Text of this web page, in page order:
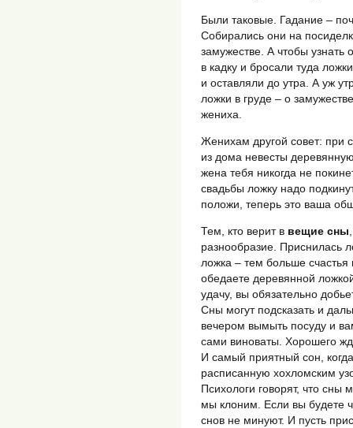
Были таковые. Гадание –
Собирались они на
замужестве. А чтобы узнать
в кадку и бросали туда
и оставляли до утра. А уж
ложки в груде – о
жениха.
Женихам другой совет: при
из дома невесты
жена тебя никогда не
свадьбы ложку надо
положи, теперь это ваша
Тем, кто верит в вещие сны
разнообразие. Приснилась
ложка – тем больше
обедаете деревянной
удачу, вы обязательно
Сны могут подсказать и
вечером вымыть посуду и
сами виноваты. Хорошего
И самый приятный сон,
расписанную хохломским
Психологи говорят, что сны
мы клоним. Если вы будете
снов не минуют. И пусть